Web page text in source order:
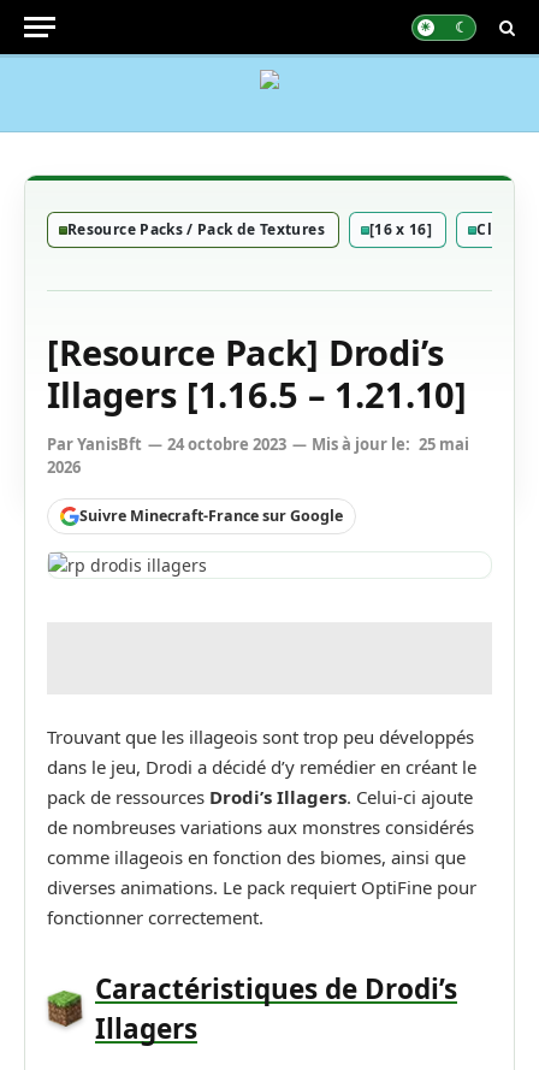
Resource Packs / Pack de Textures [16 x 16]
[Resource Pack] Drodi’s
Illagers [1.16.5 – 1.21.10]
ParYanisBft 24 octobre 2023 Mis à jour le: 25 mai
2026
Suivre Minecraft-France sur Google
Trouvant que les illageois sont trop peu développés
dans le jeu, Drodi a décidé d’y remédier en créant le
pack de ressources Drodi’s Illagers. Celui-ci ajoute
de nombreuses variations aux monstres considérés
comme illageois en fonction des biomes, ainsi que
diverses animations. Le pack requiert OptiFine pour
fonctionner correctement.
Caractéristiques de Drodi’s
Illagers